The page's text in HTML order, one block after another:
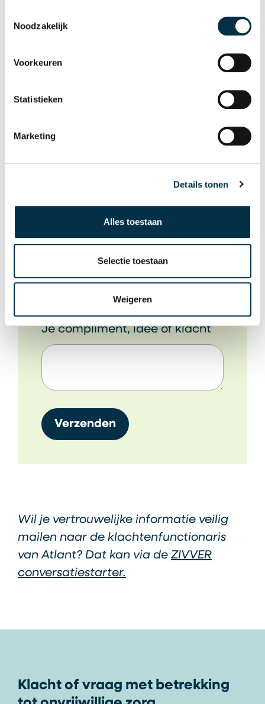
Noodzakelijk
Voorkeuren
Statistieken
Marketing
Details tonen
Alles toestaan
Selectie toestaan
Weigeren
(Optioneel)
Onderwerp
Je compliment, idee of klacht
Verzenden
Wil je vertrouwelijke informatie veilig
mailen naar de klachtenfunctionaris
van Atlant? Dat kan via de ZIVVER
conversatiestarter.
Klacht of vraag met betrekking